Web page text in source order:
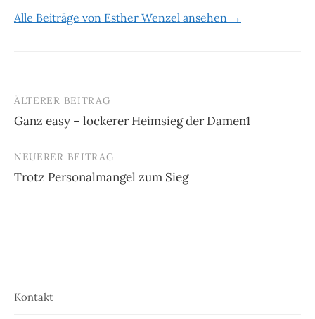
Alle Beiträge von Esther Wenzel ansehen →
Beitrags-
Navigation
ÄLTERER BEITRAG
Ganz easy – lockerer Heimsieg der Damen1
NEUERER BEITRAG
Trotz Personalmangel zum Sieg
Kontakt